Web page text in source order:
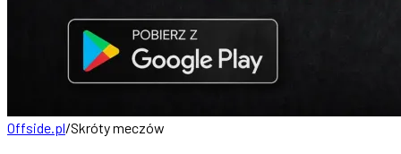
Offside.pl/Skróty meczów